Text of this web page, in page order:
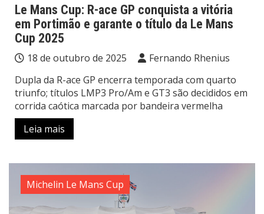
Le Mans Cup: R-ace GP conquista a vitória
em Portimão e garante o título da Le Mans
Cup 2025
18 de outubro de 2025
Fernando Rhenius
Dupla da R-ace GP encerra temporada com quarto
triunfo; títulos LMP3 Pro/Am e GT3 são decididos em
corrida caótica marcada por bandeira vermelha
Leia mais
Michelin Le Mans Cup